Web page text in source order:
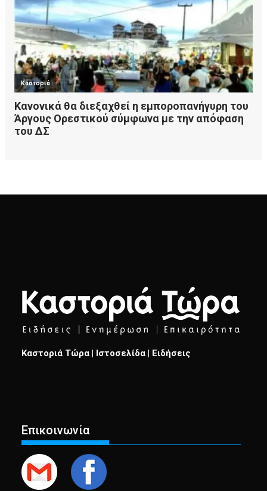
Καστοριά Τώρα | Ιστοσελίδα | Ειδήσεις
Επικοινωνία